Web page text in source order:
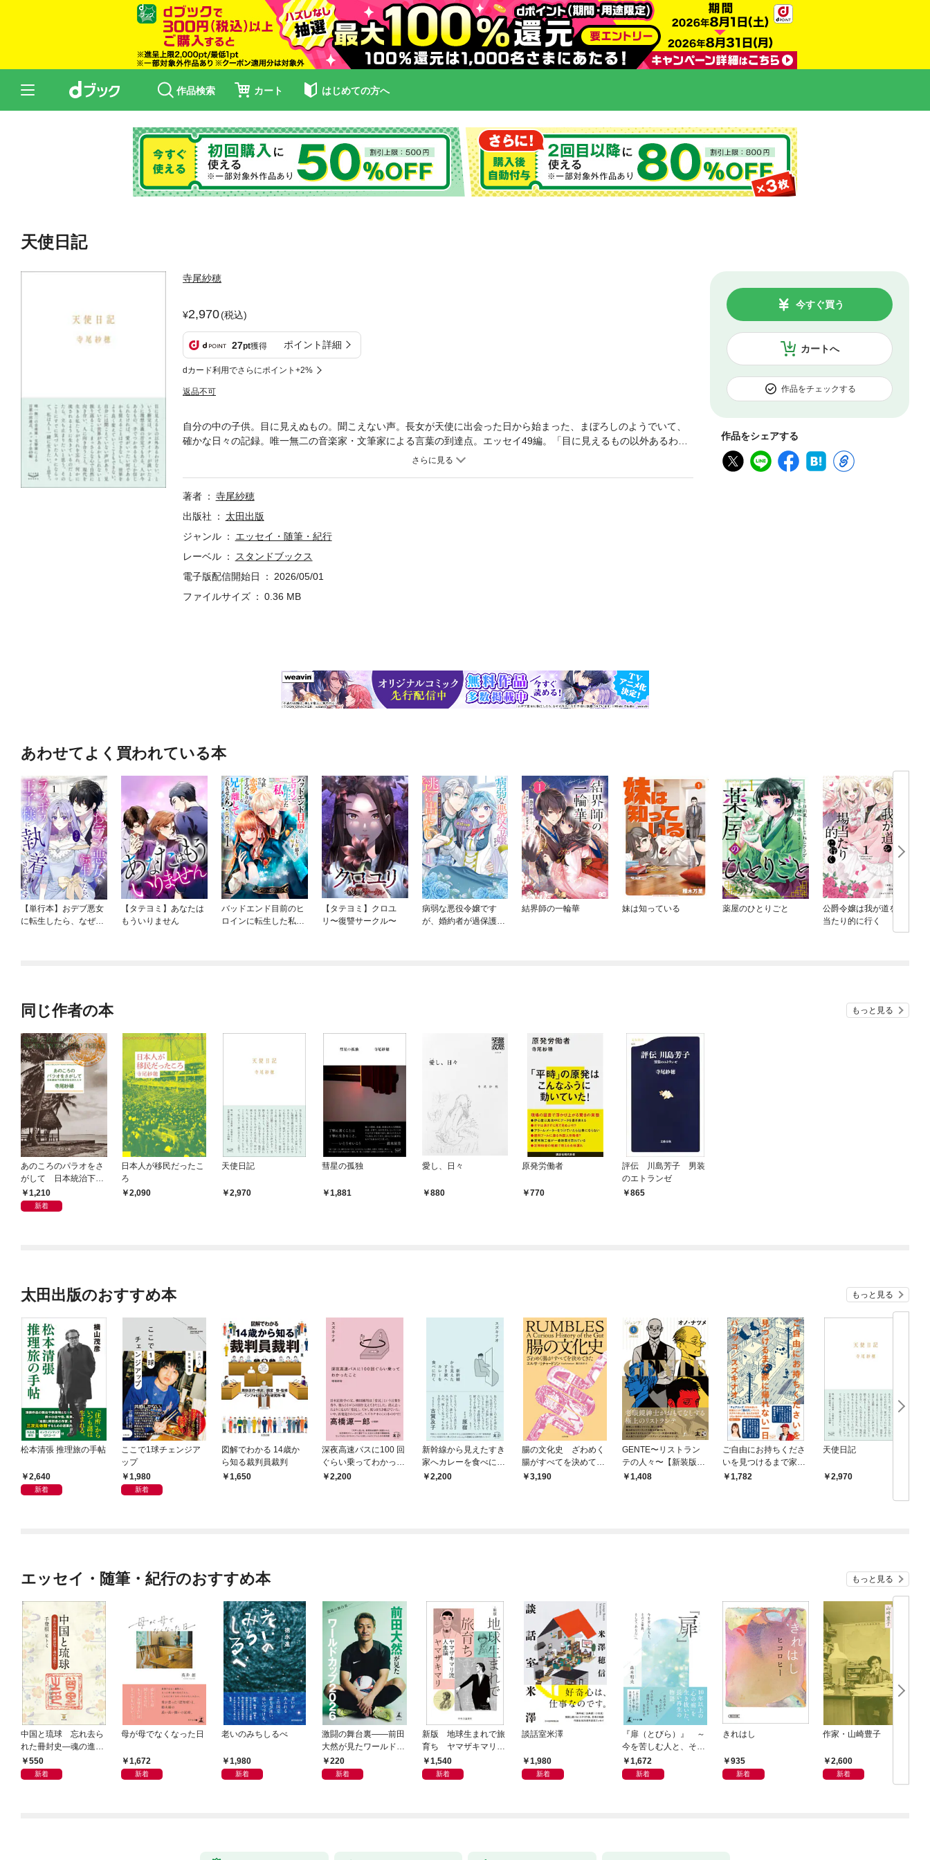
作品検索 カート はじめての方へ
天使日記
寺尾紗穂
2,970(税込)
27pt獲得 ポイント詳細
dカード利用でさらにポイント+2%
返品不可
カートへ
今すぐ買う
作品をチェックする
作品をシェアする
自分の中の子供。目に見えぬもの。聞こえない声。長女が天使に出会った日から始まった、まぼろしのようでいて、
確かな日々の記録。唯一無二の音楽家・文筆家による言葉の到達点。エッセイ49編。「目に見えるもの以外あるわけ
ない、という断定は、シュタイナーが説いたように理想主義の否定でもある。人が今あるもの、手でつかめるものし
に向き合い、人に向きあうこと。現代を生きる私たちがそれを忘れ、何かに流されるように生きているのだとした
ら、立ち止まりたいと思う。そのことにすでに気づいた人々にならって、私は人と一緒に生きたい、と思う」（「あ
著者
寺尾紗穂
出版社
太田出版
ジャンル
エッセイ・随筆・紀行
レーベル
スタンドブックス
電子版配信開始日
2026/05/01
ファイルサイズ
0.36 MB
あわせてよく買われている本
【単行本】おデブ悪女
に転生したら、なぜか
【タテヨミ】あなたは
もういりません
バッドエンド目前のヒ
ロインに転生した私、
【タテヨミ】クロユ
リ〜復讐サークル〜
病弱な悪役令嬢です
が、婚約者が過保護す
結界師の一輪華 妹は知っている 薬屋のひとりごと
公爵令嬢は我が道を場
当たり的に行く
同じ作者の本 もっと見る
あのころのパラオをさ
がして 日本統治下の
南洋を生きた人々
1,210
新着
日本人が移民だったこ
ろ
2,090
天使日記
2,970
彗星の孤独
1,881
愛し、日々
880
原発労働者
770
評伝 川島芳子 男装
のエトランゼ
865
太田出版のおすすめ本 もっと見る
松本清張 推理旅の手帖
2,640
新着
ここで1球チェンジア
ップ
1,980
新着
図解でわかる 14歳か
ら知る裁判員裁判
1,650
深夜高速バスに100 回
ぐらい乗ってわかった
こと 増補新版
2,200
新幹線から見えたすき
家へカレーを食べに行
く2,200
腸の文化史 ざわめく
腸がすべてを決めてき
た3,190
GENTE〜リストラン
テの人々〜【新装版】
上1,408
ご自由にお持ちくださ
いを見つけるまで家に
帰れない一日
1,782
天使日記
2,970
エッセイ・随筆・紀行のおすすめ本 もっと見る
中国と琉球 忘れ去ら
れた冊封史―魂の進化
―550
新着
母が母でなくなった日
1,672
新着
老いのみちしるべ
1,980
新着
激闘の舞台裏――前田
大然が見たワールドカ
ップ2026
220
新着
新版 地球生まれで旅
育ち ヤマザキマリ流
人生論
1,540
新着
談話室米澤
1,980
新着
『扉（とびら）』 ～
今を苦しむ人と、その
ご家族、そして「あな
た」へ～
1,672
新着
きれはし
935
新着
作家・山崎豊子
2,600
新着